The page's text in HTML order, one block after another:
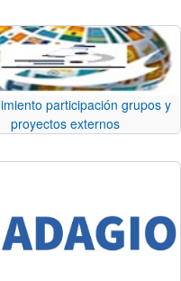
participación grupos y
proyectos externos